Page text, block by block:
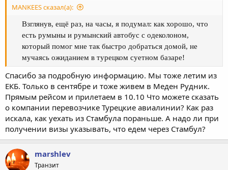
MANKEES сказал(а):
Взглянув, ещё раз, на часы, я подумал: как хорошо, что
есть румыны и румынский автобус с одеколоном,
который помог мне так быстро добраться домой, не
мучаясь ожиданием в турецком суетном базаре!
Спасибо за подробную информацию. Мы тоже летим из
ЕКБ. Только в сентябре и тоже живем в Меден Рудник.
Прямым рейсом и прилетаем в 10.10 Что можете сказать
о компании перевозчике Турецкие авиалинии? Как раз
искала, как уехать из Стамбула пораньше. А надо ли при
получении визы указывать, что едем через Стамбул?
marshlev
Транзит